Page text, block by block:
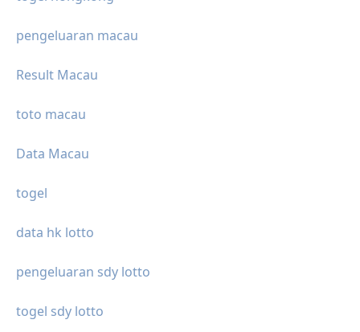
pengeluaran macau
Result Macau
toto macau
Data Macau
togel
data hk lotto
pengeluaran sdy lotto
togel sdy lotto